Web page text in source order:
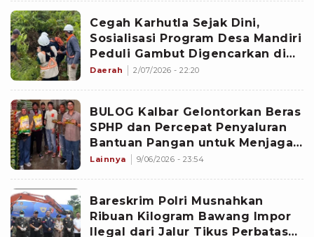
Cegah Karhutla Sejak Dini,
Sosialisasi Program Desa Mandiri
Peduli Gambut Digencarkan di
Kubu Raya
Daerah 2/07/2026 - 22:20
BULOG Kalbar Gelontorkan Beras
SPHP dan Percepat Penyaluran
Bantuan Pangan untuk Menjaga
Stabilitas Harga Beras
Lainnya 9/06/2026 - 23:54
Bareskrim Polri Musnahkan
Ribuan Kilogram Bawang Impor
Ilegal dari Jalur Tikus Perbatasan